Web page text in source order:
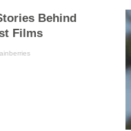
Behind
Films